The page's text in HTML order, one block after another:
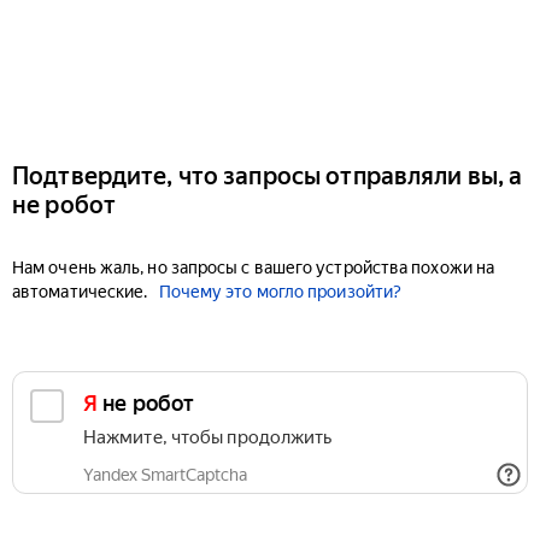
Подтвердите, что запросы отправляли вы, а
не робот
Нам очень жаль, но запросы с вашего устройства похожи на
автоматические.
Почему это могло произойти?
Я не робот
Нажмите, чтобы продолжить
Yandex SmartCaptcha